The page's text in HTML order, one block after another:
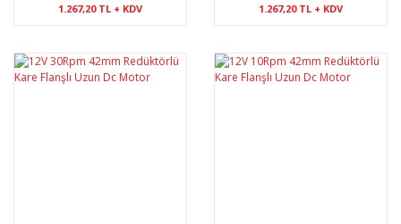
1.267,20 TL + KDV 1.267,20 TL + KDV